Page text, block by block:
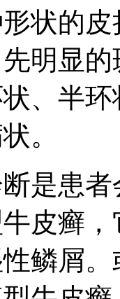
状的
明显
、半
。
是患
皮癣
鳞屑